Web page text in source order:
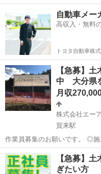
普通作業員2名〜5名 ◎作業内
賀来駅
自動車メー
高収入・無料
トヨタ自動車株
【急募】
中 大分県
月収
株式会社エー
賀来駅
作業員募集のお願いです。 ◎
事期間 長期雇用、短期相談可
作業 ◎資格 玉掛他 ◎宿舎 宿舎
大分 大分市 賀来駅
【急募】
ぎたい方